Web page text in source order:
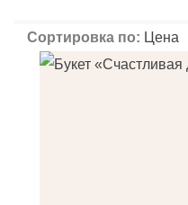
Сортировка по: Цена